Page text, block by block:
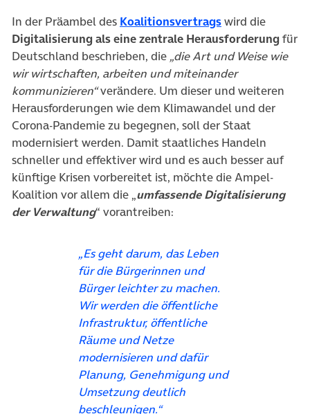
In der Präambel des Koalitionsvertrags(öffnet in
wird die
Digitalisierung als einezentrale Herausforderung für
Deutschland beschrieben, die „die Art und Weise wie
wir wirtschaften, arbeiten und miteinander
kommunizieren“verändere. Um dieser und weiteren
Herausforderungen wie dem Klimawandel und der
Corona-Pandemie zu begegnen, soll der Staat
modernisiert werden. Damit staatliches Handeln
schneller und effektiver wird und es auch besser auf
künftige Krisen vorbereitet ist, möchte die Ampel-
Koalition vor allem die „umfassende Digitalisierung
der Verwaltung“ vorantreiben:
„Es geht darum, das Leben
für die Bürgerinnen und
Bürger leichter zu machen.
Wir werden die öffentliche
Infrastruktur, öffentliche
Räume und Netze
modernisieren und dafür
Planung, Genehmigung und
Umsetzung deutlich
beschleunigen.“